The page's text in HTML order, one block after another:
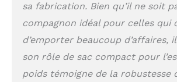
sa fabrication. Bien qu’il ne soit
compagnon idéal pour celles qui
d’emporter beaucoup d’affaires,
son rôle de sac compact pour
poids témoigne de la robustesse